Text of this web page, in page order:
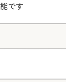
です